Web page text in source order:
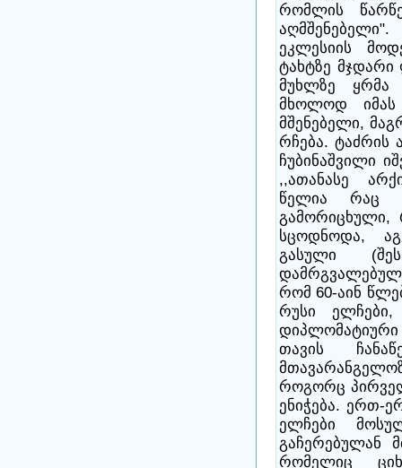
რომლის
ეკლესიის
ტახტზე
მუხლზე ყრმა
მხოლოდ
მშენებელი,
რჩება. ტაძრის
ჩუბინაშვილი
,,ათანასე
წელია რაც
გამორიცხული,
სცოდნოდა,
გასული
რომ 60-აინ
რუსი ელჩები,
თავის
როგორც
ენიჭება. ერთ-
ელჩები
გაჩერებულან
რომელიც